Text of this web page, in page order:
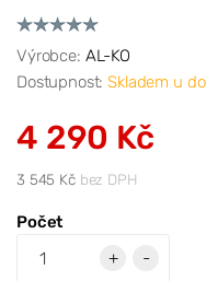
Výrobce: AL-KO
Dostupnost:Skladem u
4 290 Kč
3 545 Kčbez DPH
Počet
+
-